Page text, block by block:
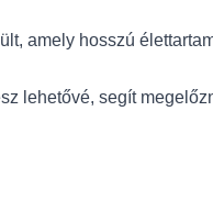
amely hosszú
lehetővé, segít